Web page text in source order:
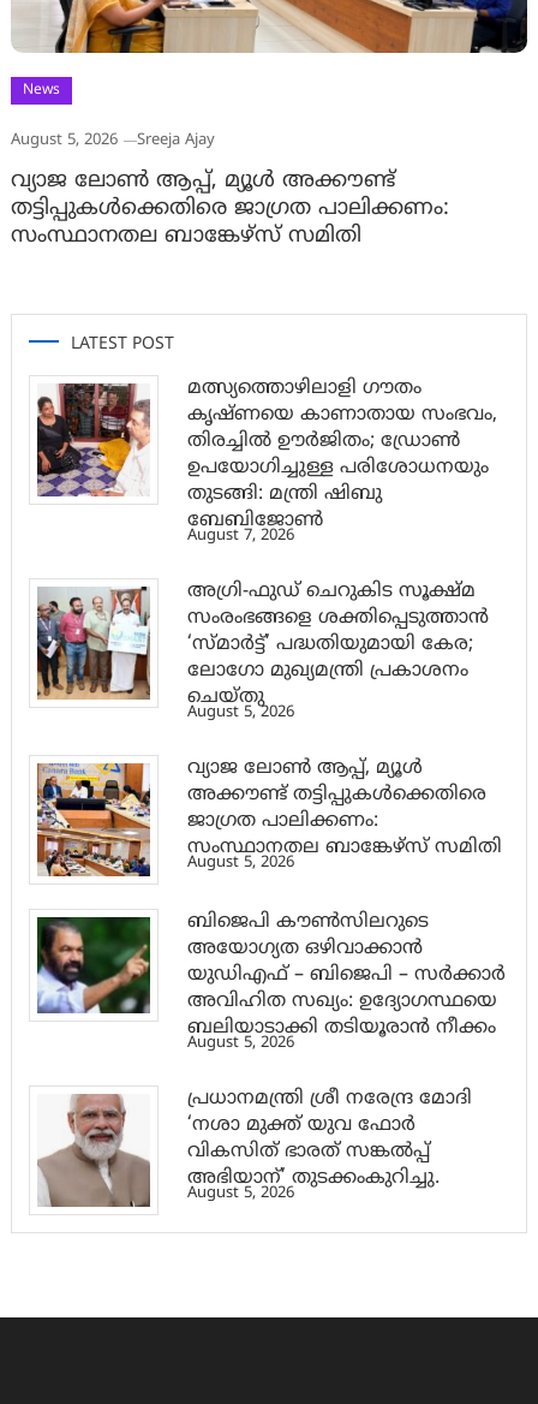
News
August 5, 2026 Sreeja Ajay
വ്യാജ ലോൺ ആപ്പ്, മ്യൂൾ അക്കൗണ്ട്
തട്ടിപ്പുകൾക്കെതിരെ ജാ​ഗ്രത പാലിക്കണം:
സംസ്ഥാനതല ബാങ്കേഴ്സ് സമിതി
LATEST POST
മത്സ്യത്തൊഴിലാളി ഗൗതം
കൃഷ്ണയെ കാണാതായ സംഭവം,
തിരച്ചിൽ ഊർജിതം; ഡ്രോണ്‍
ഉപയോഗിച്ചുള്ള പരിശോധനയും
തുടങ്ങി: മന്ത്രി ഷിബു
ബേബിജോണ്‍
August 7, 2026
അഗ്രി-ഫുഡ് ചെറുകിട സൂക്ഷ്മ
സംരംഭങ്ങളെ ശക്തിപ്പെടുത്താന്‍
‘സ്മാര്‍ട്ട്’ പദ്ധതിയുമായി കേര;
ലോഗോ മുഖ്യമന്ത്രി പ്രകാശനം
ചെയ്തു
August 5, 2026
വ്യാജ ലോൺ ആപ്പ്, മ്യൂൾ
അക്കൗണ്ട് തട്ടിപ്പുകൾക്കെതിരെ
ജാ​ഗ്രത പാലിക്കണം:
സംസ്ഥാനതല ബാങ്കേഴ്സ് സമിതി
August 5, 2026
ബിജെപി കൗൺസിലറുടെ
അയോഗ്യത ഒഴിവാക്കാൻ
യുഡിഎഫ് – ബിജെപി – സർക്കാർ
അവിഹിത സഖ്യം: ഉദ്യോഗസ്ഥയെ
ബലിയാടാക്കി തടിയൂരാൻ നീക്കം
August 5, 2026
പ്രധാനമന്ത്രി ശ്രീ നരേന്ദ്ര മോദി
‘നശാ മുക്ത് യുവ ഫോർ
വികസിത് ഭാരത് സങ്കൽപ്പ്
അഭിയാന്’ തുടക്കംകുറിച്ചു.
August 5, 2026